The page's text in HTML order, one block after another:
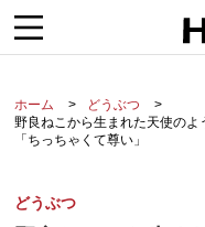
ホーム
どうぶつ
野良ねこから生まれた天使の
「ちっちゃくて尊い」
どうぶつ